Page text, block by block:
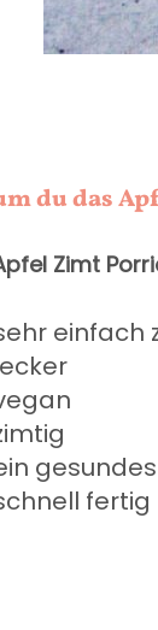
du das
Zimt
einfach
fertig